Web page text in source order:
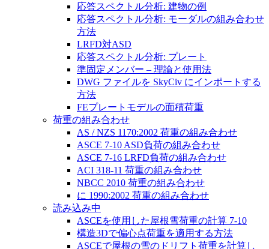
応答スペクトル分析: 建物の例
応答スペクトル分析: モーダルの組み合わせ
方法
LRFD対ASD
応答スペクトル分析: プレート
準固定メンバー – 理論と使用法
DWG ファイルを SkyCiv にインポートする
方法
FEプレートモデルの面積荷重
荷重の組み合わせ
AS / NZS 1170:2002 荷重の組み合わせ
ASCE 7-10 ASD負荷の組み合わせ
ASCE 7-16 LRFD負荷の組み合わせ
ACI 318-11 荷重の組み合わせ
NBCC 2010 荷重の組み合わせ
に 1990:2002 荷重の組み合わせ
読み込み中
ASCEを使用した屋根雪荷重の計算 7-10
構造3Dで偏心点荷重を適用する方法
ASCEで屋根の雪のドリフト荷重を計算し